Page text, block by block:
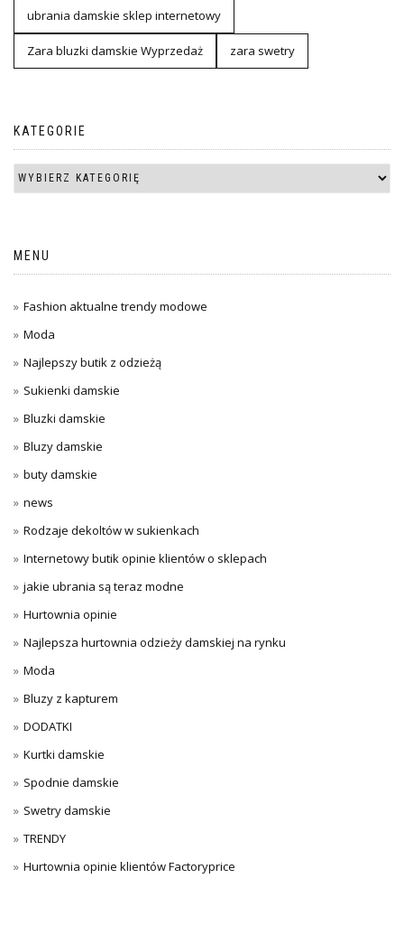
ubrania damskie sklep internetowy
Zara bluzki damskie Wyprzedaż zara swetry
KATEGORIE
MENU
Fashion aktualne trendy modowe
Moda
Najlepszy butik z odzieżą
Sukienki damskie
Bluzki damskie
Bluzy damskie
buty damskie
news
Rodzaje dekoltów w sukienkach
Internetowy butik opinie klientów o sklepach
jakie ubrania są teraz modne
Hurtownia opinie
Najlepsza hurtownia odzieży damskiej na rynku
Moda
Bluzy z kapturem
DODATKI
Kurtki damskie
Spodnie damskie
Swetry damskie
TRENDY
Hurtownia opinie klientów Factoryprice